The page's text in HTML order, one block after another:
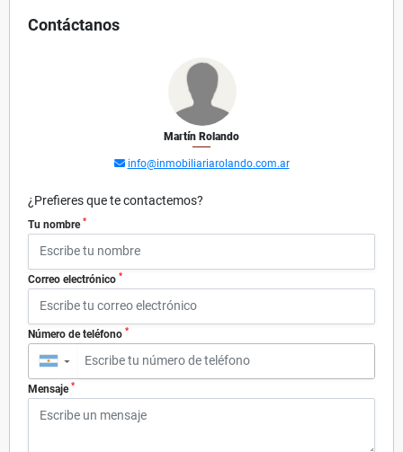
Contáctanos
Martín Rolando
info@inmobiliariarolando.com.ar
¿Prefieres que te contactemos?
Tu nombre *
Correo electrónico *
Número de teléfono *
▼
Mensaje *